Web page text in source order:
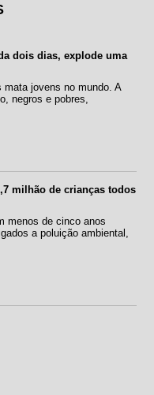
dois dias, explode uma
jovens no mundo. A
negros e pobres,
milhão de crianças todos
menos de cinco anos
a poluição ambiental,